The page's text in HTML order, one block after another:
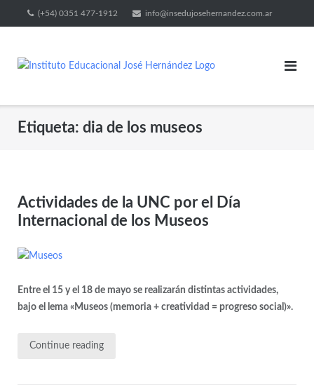
(+54) 0351 477-1912 info@insedujosehernandez.com.ar
Etiqueta: dia de los museos
Actividades de la UNC por el Día
Internacional de los Museos
Entre el 15 y el 18 de mayo se realizarán distintas actividades,
bajo el lema «Museos (memoria + creatividad = progreso social)».
Continue reading